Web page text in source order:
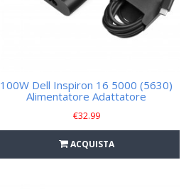
100W Dell Inspiron 16 5000 (5630)
Alimentatore Adattatore
€32.99
ACQUISTA